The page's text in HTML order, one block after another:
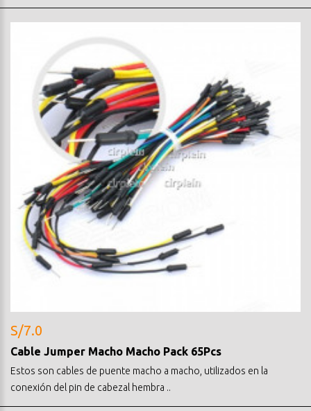
S/7.0
Cable Jumper Macho Macho Pack 65Pcs
Estos son cables de puente macho a macho, utilizados en la
conexión del pin de cabezal hembra ..